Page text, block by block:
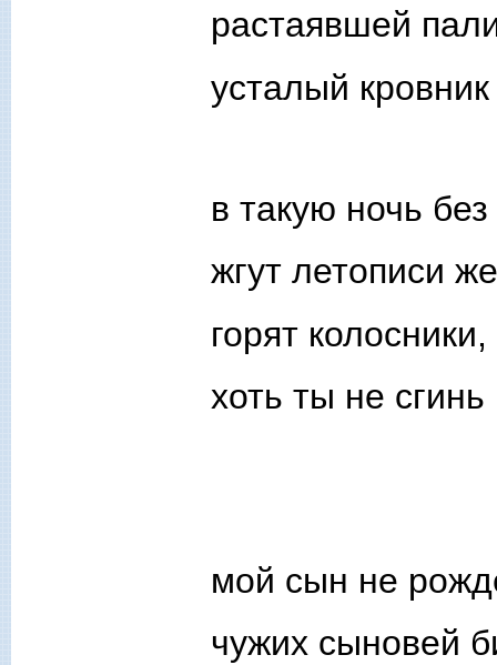
растаявшей
усталый
в такую ночь
жгут летописи
горят
хоть ты не сгинь
мой сын не
чужих сыновей